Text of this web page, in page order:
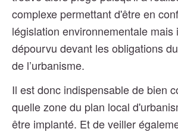
complexe permettant d'être en
législation environnementale mais
dépourvu devant les obligations
de l’urbanisme.
Il est donc indispensable de bien
quelle zone du plan local
être implanté. Et de veiller